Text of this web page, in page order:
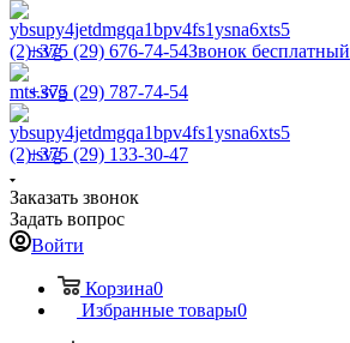
+375 (29) 676-74-54Звонок бесплатный
+375 (29) 787-74-54
+375 (29) 133-30-47
Заказать звонок
Задать вопрос
Войти
Корзина0
Избранные товары0